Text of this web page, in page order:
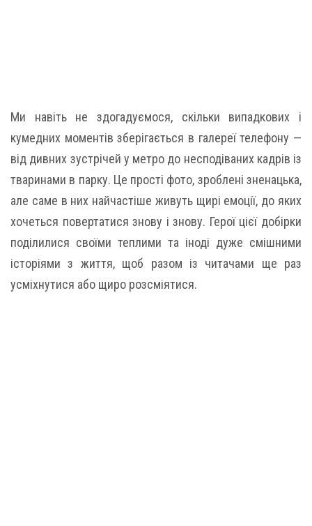
Ми навіть не здогадуємося, скільки випадкових і
кумедних моментів зберігається в галереї телефону —
від дивних зустрічей у метро до несподіваних кадрів із
тваринами в парку. Це прості фото, зроблені зненацька,
але саме в них найчастіше живуть щирі емоції, до яких
хочеться повертатися знову і знову. Герої цієї добірки
поділилися своїми теплими та іноді дуже смішними
історіями з життя, щоб разом із читачами ще раз
усміхнутися або щиро розсміятися.